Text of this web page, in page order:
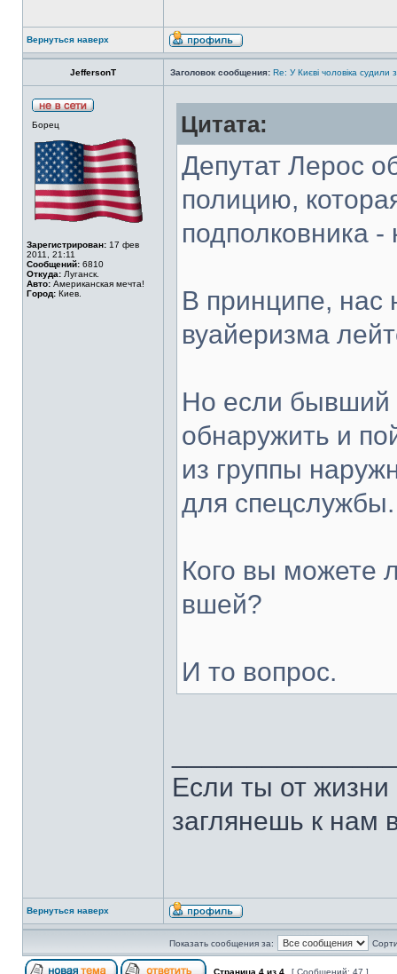
Вернуться наверх
JeffersonT Заголовок сообщения: Re: У Києві чоловіка судили
Борец
Зарегистрирован: 17 фев
2011, 21:11
Сообщений: 6810
Откуда: Луганск.
Авто: Американская мечта!
Город: Киев.
Цитата:
Депутат Лерос
полицию,
подполковника
В принципе, нас
вуайеризма
Но если бывший
обнаружить и
из группы
для спецслужбы.
Кого вы можете
вшей?
И то вопрос.
Если ты от
заглянешь к нам
Вернуться наверх
Показать сообщения за:
Страница 4 из 4 [ Сообщений: 47 ]